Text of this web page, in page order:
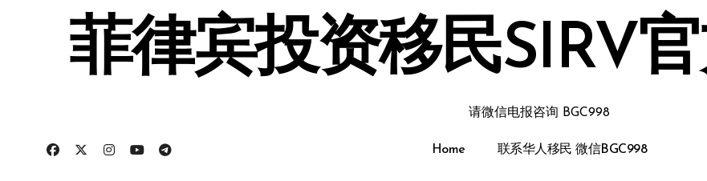
菲律宾投资移民SIRV
请微信电报咨询 BGC998
Home 联系华人移民 微信BGC998